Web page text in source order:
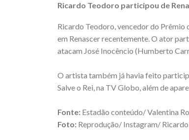
Ricardo Teodoro participou de
Ricardo Teodoro, vencedor do Prêmio
em Renascer recentemente. O ator
atacam José Inocêncio (Humberto
O artista também já havia feito
Salve o Rei, na TV Globo, além de
Fonte: Estadão conteúdo/ Valentina
Foto: Reprodução/ Instagram/